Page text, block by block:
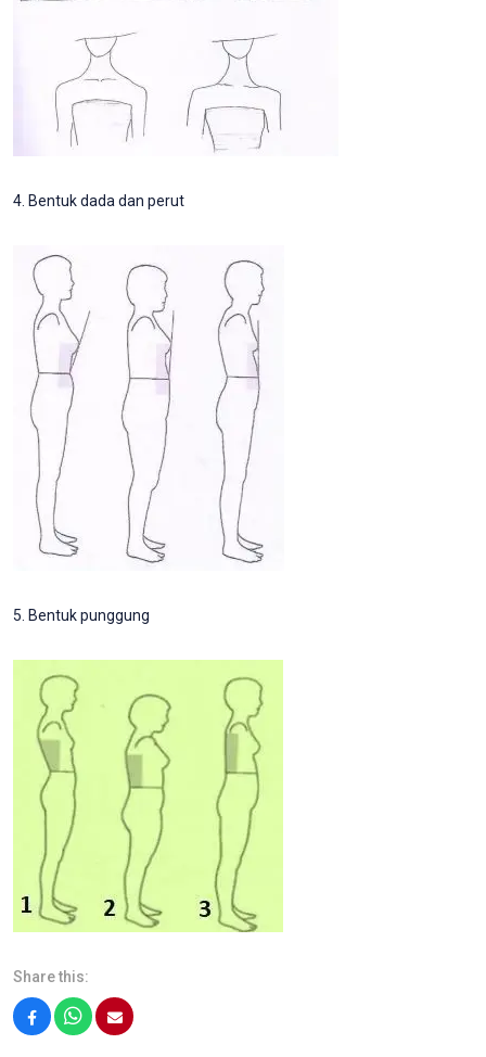
4. Bentuk dada dan perut
5. Bentuk punggung
Share this: